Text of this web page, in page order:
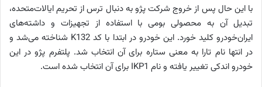
با این حال پس از خروج شرکت پژو به دنبال ترس از تحریم ایالات‌متحده،
تبدیل آن به محصولی بومی با استفاده از تجهیزات و داشته‌های
ایران‌خودرو کلید خورد. این خودرو در ابتدا با کد K132 شناخته می‌شد و
در انتها نام تارا به معنی ستاره برای آن انتخاب شد. پلتفرم پژو در این
خودرو اندکی تغییر یافته و نام IKP1 برای آن انتخاب شده است.